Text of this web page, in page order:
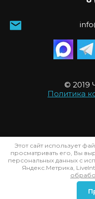
©
Политика
Заказ,
Этот сайт использует
просматривать его, Вы
персональных данных с
Яндекс.Метрика,